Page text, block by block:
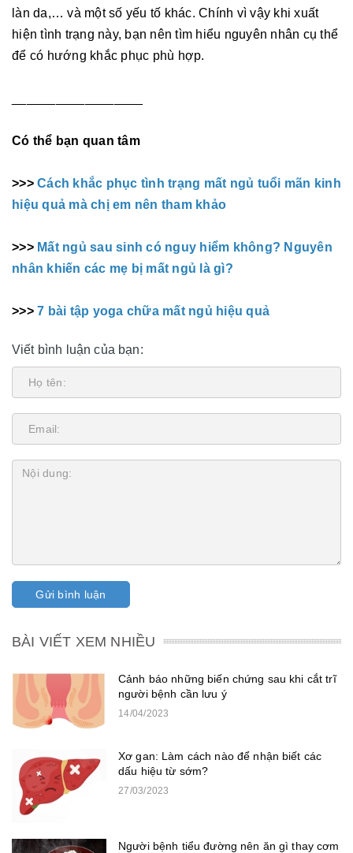
làn da,… và một số yếu tố khác. Chính vì vậy khi xuất
hiện tình trạng này, bạn nên tìm hiểu nguyên nhân cụ thể
để có hướng khắc phục phù hợp.
Có thể bạn quan tâm
>>> Cách khắc phục tình trạng mất ngủ tuổi mãn kinh
hiệu quả mà chị em nên tham khảo
>>> Mất ngủ sau sinh có nguy hiểm không? Nguyên
nhân khiến các mẹ bị mất ngủ là gì?
>>> 7 bài tập yoga chữa mất ngủ hiệu quả
Viết bình luận của bạn:
Gửi bình luận
BÀI VIẾT XEM NHIỀU
Cảnh báo những biến chứng sau khi cắt trĩ
người bệnh cần lưu ý
14/04/2023
Xơ gan: Làm cách nào để nhận biết các
dấu hiệu từ sớm?
27/03/2023
Người bệnh tiểu đường nên ăn gì thay cơm